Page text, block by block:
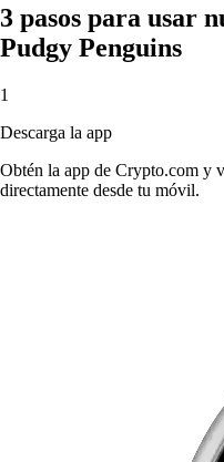
3 pasos para usar
Pudgy Penguins
1
Descarga la app
Obtén la app de Crypto.com y
directamente desde tu móvil.